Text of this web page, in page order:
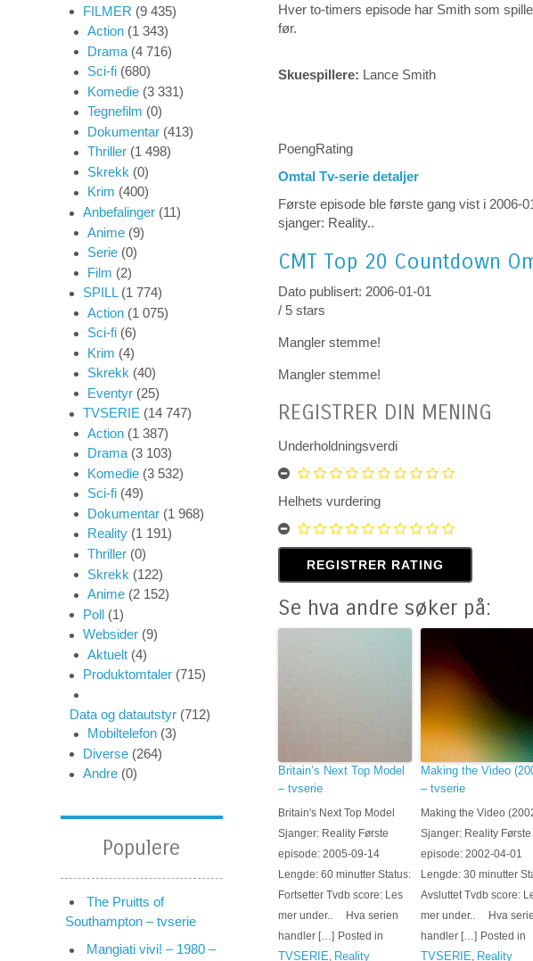
FILMER (9 435)
Action (1 343)
Drama (4 716)
Sci-fi (680)
Komedie (3 331)
Tegnefilm (0)
Dokumentar (413)
Thriller (1 498)
Skrekk (0)
Krim (400)
Anbefalinger (11)
Anime (9)
Serie (0)
Film (2)
SPILL(1 774)
Action (1 075)
Sci-fi (6)
Krim (4)
Skrekk (40)
Eventyr (25)
TVSERIE (14 747)
Action (1 387)
Drama (3 103)
Komedie (3 532)
Sci-fi (49)
Dokumentar (1 968)
Reality (1 191)
Thriller (0)
Skrekk (122)
Anime (2 152)
Poll (1)
Websider (9)
Aktuelt (4)
Produktomtaler (715)
Data og datautstyr (712)
Mobiltelefon (3)
Diverse (264)
Andre (0)
Populere
The Pruitts of
Southampton – tvserie
Mangiati vivi! – 1980 –
Hver to-timers episode har Smith som
før.
Skuespillere: Lance Smith
PoengRating
Omtal Tv-serie detaljer
Første episode ble første gang vist i 2006-
sjanger: Reality..
CMT Top 20 Countdown
Dato publisert: 2006-01-01
/ 5stars
Mangler stemme!
Mangler stemme!
REGISTRER DIN MENING
Underholdningsverdi
Helhets vurdering
Se hva andre søker på:
Britain’s Next Top Model
– tvserie
Britain's Next Top Model
Sjanger: Reality Første
episode: 2005-09-14
Lengde: 60 minutter Status:
Fortsetter Tvdb score: Les
mer under.. Hva serien
handler […] Posted in
TVSERIE Reality
Making the Video
– tvserie
Making the Video
Sjanger: Reality Første
episode: 2002-04-01
Lengde: 30 minutter
Avsluttet Tvdb score:
mer under.. Hva
handler […] Posted in
TVSERIE Reality